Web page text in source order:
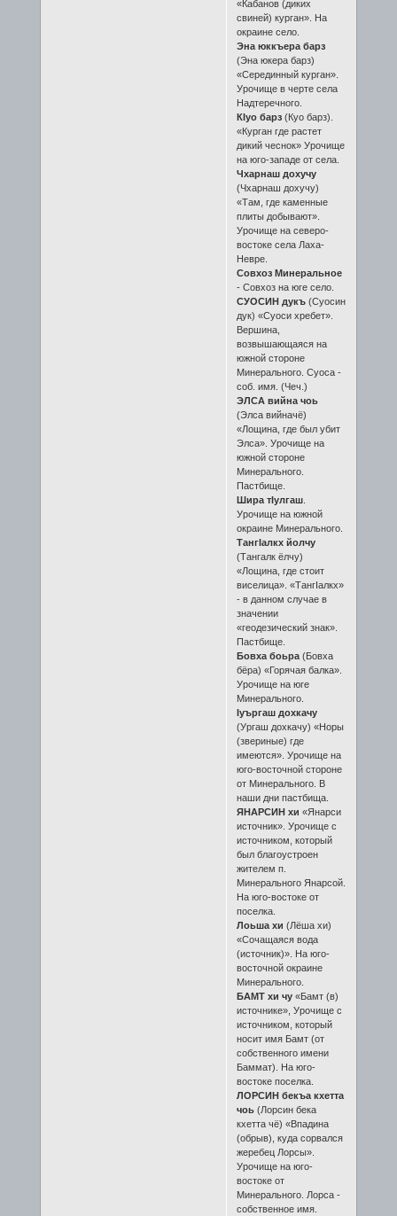
«Кабанов (диких
свиней) курган». На
окраине село.
Эна юккъера барз
(Эна юкера барз)
«Серединный курган».
Урочище в черте села
Надтеречного.
КIуо барз(Куо барз).
«Курган где растет
дикий чеснок» Урочище
на юго-западе от села.
Чхарнаш дохучу
(Чхарнаш дохучу)
«Там, где каменные
плиты добывают».
Урочище на северо-
востоке села Лаха-
Невре.
Совхоз Минеральное
- Совхоз на юге село.
СУОСИН дукъ(Суосин
дук) «Суоси хребет».
Вершина,
возвышающаяся на
южной стороне
Минерального. Суоса -
соб. имя. (Чеч.)
ЭЛСА вийна чоь
(Элса вийначё)
«Лощина, где был убит
Элса». Урочище на
южной стороне
Минерального.
Пастбище.
Шира тIулгаш.
Урочище на южной
окраине Минерального.
ТангIалкх йолчу
(Тангалк ёлчу)
«Лощина, где стоит
виселица». «ТангIалкх»
- в данном случае в
значении
«геодезический знак».
Пастбище.
Бовха боьра(Бовха
бёра) «Горячая балка».
Урочище на юге
Минерального.
Iуъргаш дохкачу
(Ургаш дохкачу) «Норы
(звериные) где
имеются». Урочище на
юго-восточной стороне
от Минерального. В
наши дни пастбища.
ЯНАРСИН хи «Янарси
источник». Урочище с
источником, который
был благоустроен
жителем п.
Минерального Янарсой.
На юго-востоке от
поселка.
Лоьша хи (Лёша хи)
«Сочащаяся вода
(источник)». На юго-
восточной окраине
Минерального.
БАМТ хи чу«Бамт (в)
источнике», Урочище с
источником, который
носит имя Бамт (от
собственного имени
Баммат). На юго-
востоке поселка.
ЛОРСИН бекъа кхетта
чоь(Лорсин бека
кхетта чё) «Впадина
(обрыв), куда сорвался
жеребец Лорсы».
Урочище на юго-
востоке от
Минерального. Лорса -
собственное имя.